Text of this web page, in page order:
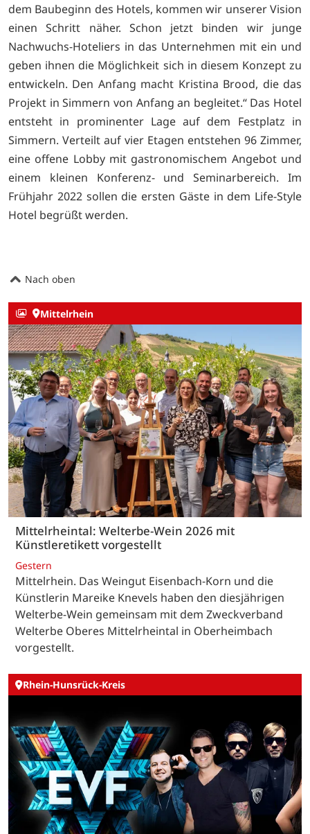
dem Baubeginn des Hotels, kommen wir unserer Vision
einen Schritt näher. Schon jetzt binden wir junge
Nachwuchs-Hoteliers in das Unternehmen mit ein und
geben ihnen die Möglichkeit sich in diesem Konzept zu
entwickeln. Den Anfang macht Kristina Brood, die das
Projekt in Simmern von Anfang an begleitet.“ Das Hotel
entsteht in prominenter Lage auf dem Festplatz in
Simmern. Verteilt auf vier Etagen entstehen 96 Zimmer,
eine offene Lobby mit gastronomischem Angebot und
einem kleinen Konferenz- und Seminarbereich. Im
Frühjahr 2022 sollen die ersten Gäste in dem Life-Style
Hotel begrüßt werden.
Nach oben
Mittelrhein
Mittelrheintal: Welterbe-Wein 2026 mit
Künstleretikett vorgestellt
Gestern
Mittelrhein. Das Weingut Eisenbach-Korn und die
Künstlerin Mareike Knevels haben den diesjährigen
Welterbe-Wein gemeinsam mit dem Zweckverband
Welterbe Oberes Mittelrheintal in Oberheimbach
vorgestellt.
Rhein-Hunsrück-Kreis